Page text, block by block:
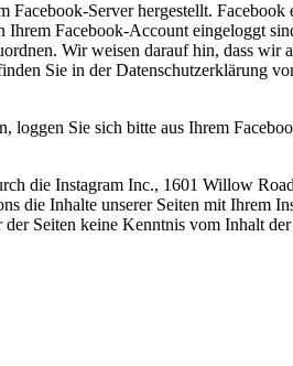
Server hergestellt.
Facebook-Account eingeloggt
Wir weisen darauf hin, dass wir
Sie in der Datenschutzerklärung
loggen Sie sich bitte aus Ihrem
die Instagram Inc., 1601 Willow
die Inhalte unserer Seiten mit Ihrem
Seiten keine Kenntnis vom Inhalt